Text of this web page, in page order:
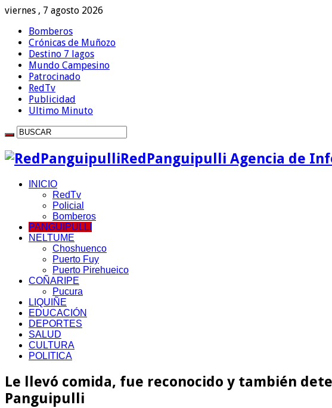
viernes , 7 agosto 2026
Bomberos
Crónicas de Muñozo
Destino 7 lagos
Mundo Campesino
Patrocinado
RedTv
Publicidad
Ultimo Minuto
RedPanguipulli Agencia de
INICIO
RedTv
Policial
Bomberos
PANGUIPULLI
NELTUME
Choshuenco
Puerto Fuy
Puerto Pirehueico
COÑARIPE
Pucura
LIQUIÑE
EDUCACIÓN
DEPORTES
SALUD
CULTURA
POLITICA
Le llevó comida, fue reconocido y también
Panguipulli